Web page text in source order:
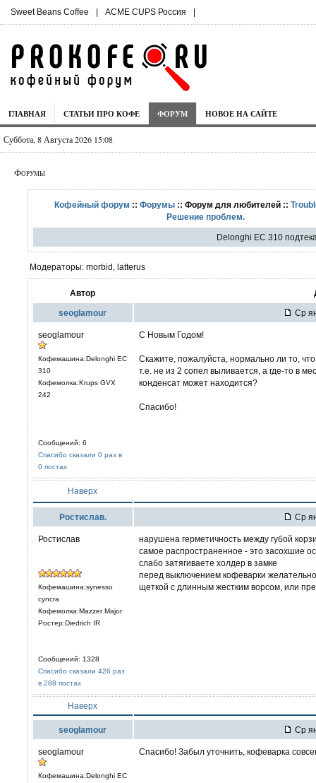
Sweet Beans Coffee | ACME CUPS Россия |
ГЛАВНАЯ СТАТЬИ ПРО КОФЕ ФОРУМ НОВОЕ НА САЙТЕ
Суббота, 8 Августа 2026 15:08
Форумы
Кофейный форум ::Форумы :: Форум для любителей ::
Решение проблем.
Delonghi EC 310
Модераторы: morbid, latterus
Автор
seoglamour Ср
seoglamour
Кофемашина:Delonghi EC
310
Кофемолка:Krups GVX
242
Сообщений: 6
Спасибо сказали 0 раз в
0 постах
С Новым Годом!
Скажите, пожалуйста, нормально ли то,
т.е. не из 2 сопел выливается, а где-то в
конденсат может находится?
Спасибо!
Наверх
Ростислав. Ср
Ростислав
Кофемашина:synesso
cyncra
Кофемолка:Mazzer Major
Ростер:Diedrich IR
Сообщений: 1328
Спасибо сказали 426 раз
в 288 постах
нарушена герметичность между губой
самое распространенное - это засохшие
слабо затягиваете холдер в замке
перед выключением кофеварки
щеткой с длинным жестким ворсом, или
Наверх
seoglamour Ср
seoglamour
Кофемашина:Delonghi EC
Спасибо! Забыл уточнить, кофеварка